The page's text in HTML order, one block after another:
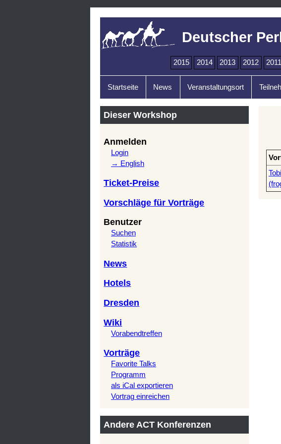
Deutscher
2015 2014 2013 2012 2011
Startseite News Veranstaltungsort
Dieser Workshop
Anmelden
Login
→ English
Ticket-Preise
Vorschläge für Vorträge
Benutzer
Suchen
Statistik
News
Hotels
Dresden
Wiki
Vorabendtreffen
Vorträge
Favorite Talks
Programm
als iCal exportieren
Vortrag einreichen
Andere ACT Konferenzen